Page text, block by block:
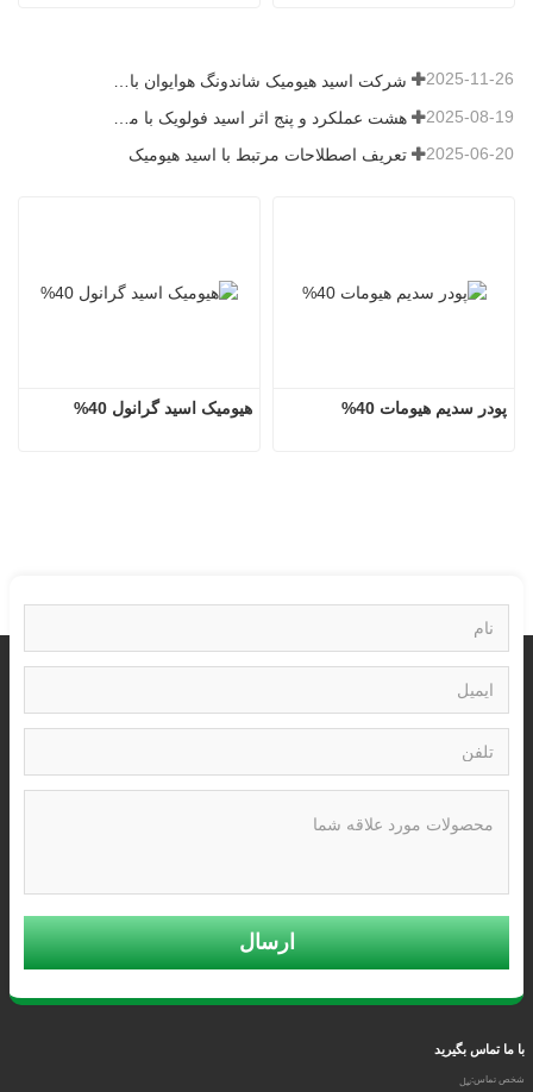
2025-11-26
2025-08-19
تعریف اصطلاحات مرتبط با اسید هیومیک 2025-06-20
هیومیک اسید گرانول 40% پودر سدیم هیومات 40%
ارسال
با ما تماس بگیرید
شخص تماس:نیل